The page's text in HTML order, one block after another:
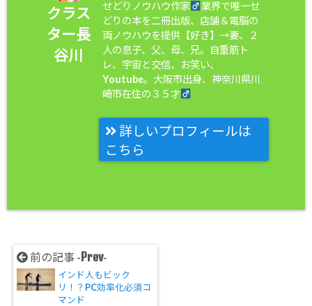
クラス
ター長
谷川
せどりノウハウ作家
業界で唯一せ
どりの本を二冊出版、店舗＆電脳の
両ノウハウを提供【好き】→妻、２
人の息子、父、母、兄。自重筋ト
レ、宇宙と交信、お笑い、
Youtube。大阪市出身、神奈川県川
崎市在住の３５才
詳しいプロフィールは
こちら
前の記事 -Prev-
インド人もビック
リ！？PC効率化必須コ
マンド